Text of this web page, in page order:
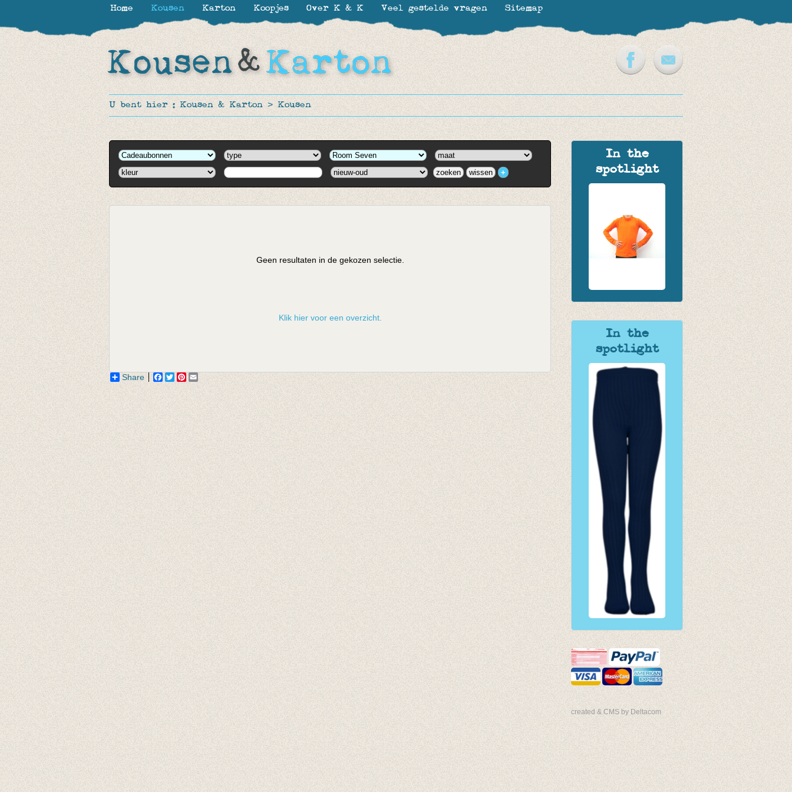
U bent hier : Kousen & Karton > Kousen
In the
spotlight
In the
spotlight
created & CMS by Deltacom
Geen resultaten in de gekozen selectie.
Klik hier voor een overzicht.
Share Facebook
TwitterPinterest
Home Kousen Karton Koopjes Over K & K Veel gestelde vragen Sitemap